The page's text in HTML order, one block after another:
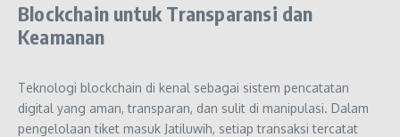
Blockchain untuk Transparansi dan
Keamanan
Teknologi blockchain di kenal sebagai sistem pencatatan
digital yang aman, transparan, dan sulit di manipulasi. Dalam
pengelolaan tiket masuk Jatiluwih, setiap transaksi tercatat